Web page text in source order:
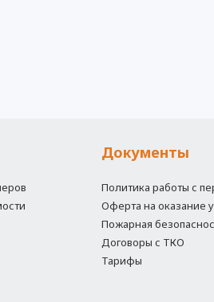
Документы
Политика работы с
Оферта на оказание
Пожарная
Договоры с ТКО
Тарифы